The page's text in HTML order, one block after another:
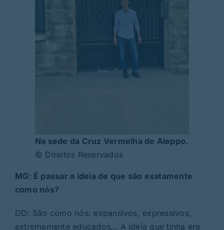
Na sede da Cruz Vermelha de Aleppo.
© Direitos Reservados
MG: É passar a ideia de que são exatamente
como nós?
DD: São como nós: expansivos, expressivos,
extremamente educados… A ideia que tinha era